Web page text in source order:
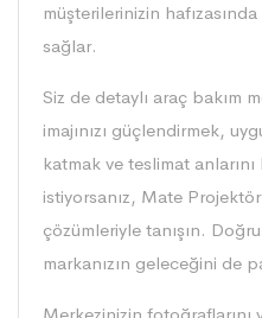
müşterilerinizin
sağlar.
Siz de detaylı araç bakım
imajınızı güçlendirmek,
katmak ve teslimat
istiyorsanız, Mate
çözümleriyle tanışın.
markanızın geleceğini de